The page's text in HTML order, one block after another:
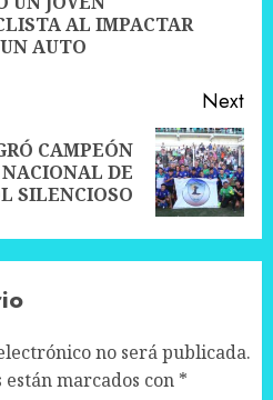
AL IMPACTAR
AUTO
Next
CAMPEÓN
DE
SILENCIOSO
no será publicada.
marcados con *